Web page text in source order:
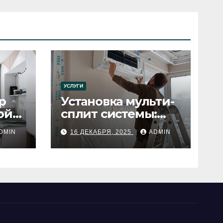
УСЛУГИ
Установка мульти-
сплит системы:
пошаговое
руководство
16 ДЕКАБРЯ, 2025 ADMIN